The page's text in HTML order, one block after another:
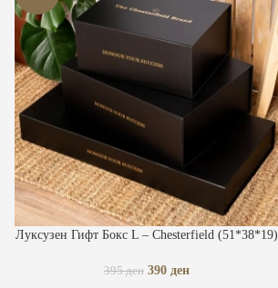
ДОДАЈ ВО КОШНИЧКА
Луксузен Гифт Бокс L – Chesterfield (51*38*19)
395ден 390 ден